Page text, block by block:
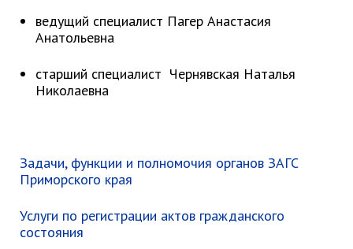
июнь 2025 г.
май 2025 г.
март 2025 г.
Администрация
Глава МО г. Партизанск
ведущий специалист Пагер Анастасия
Анатольевна
старший специалист Чернявская Наталья
Николаевна
Задачи, функции и полномочия органов ЗАГС
Приморского края
Услуги по регистрации актов гражданского
состояния